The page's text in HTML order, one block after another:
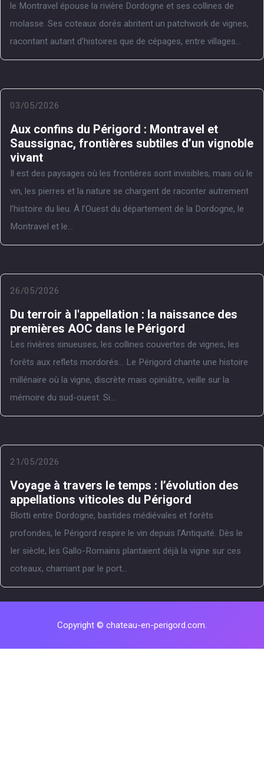
le Montravel épouse la rivière Dordogne et ses collines de
molasse. Ses coteaux dorés abritent un patchwork de vignes,
racontant autant d’histoires que de cépages, entre villages...
03/05/2026
Aux confins du Périgord : Montravel et
Saussignac, frontières subtiles d’un vignoble
vivant
Il est des paysages où les frontières sont invisibles, mais où le
vin, les pierres et la nature se chargent de raconter autrement
l’histoire du lieu. À l’Ouest du département de la Dordogne, le
Montravel et le...
26/05/2026
Du terroir à l'appellation : la naissance des
premières AOC dans le Périgord
Les rivières sinueuses, les collines couvertes de vignes, les
forêts aux reflets mordorés… Le Périgord chante une histoire
millénaire où la vigne, discrète mais opiniâtre, veille sur la
mémoire du sud-ouest. Si...
21/05/2026
Voyage à travers le temps : l’évolution des
appellations viticoles du Périgord
Blotti entre Dordogne, bastides médiévales et forêts
profondes, le Périgord respire le vin depuis l’Antiquité. Dès le
Ier siècle, les Gallo-Romains plantaient déjà la vigne sur ces
coteaux, charriant par le port...
Copyright © chateau-en-perigord.com.